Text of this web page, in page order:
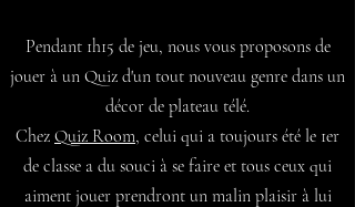
Pendant 1h15 de jeu, nous vous proposons de
jouer à un Quiz d'un tout nouveau genre dans un
décor de plateau télé.
Chez Quiz Room, celui qui a toujours été le 1er
de classe a du souci à se faire et tous ceux qui
aiment jouer prendront un malin plaisir à lui